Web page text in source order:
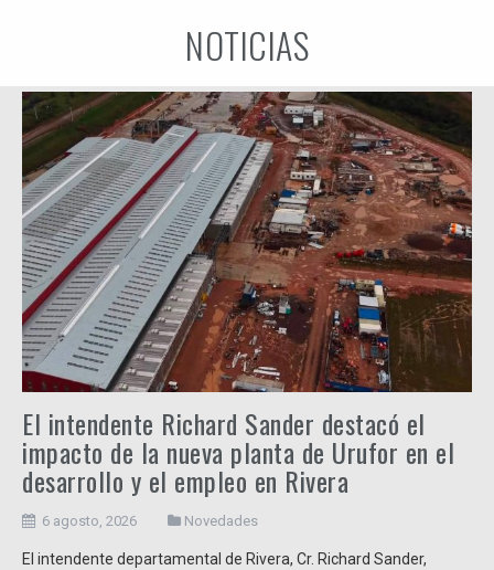
NOTICIAS
El intendente Richard Sander destacó el
impacto de la nueva planta de Urufor en el
desarrollo y el empleo en Rivera
6 agosto, 2026 Novedades
El intendente departamental de Rivera, Cr. Richard Sander,